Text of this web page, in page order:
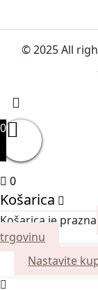
© 2025 All
0
0
Košarica
Košarica je prazna
trgovinu
Nastavite